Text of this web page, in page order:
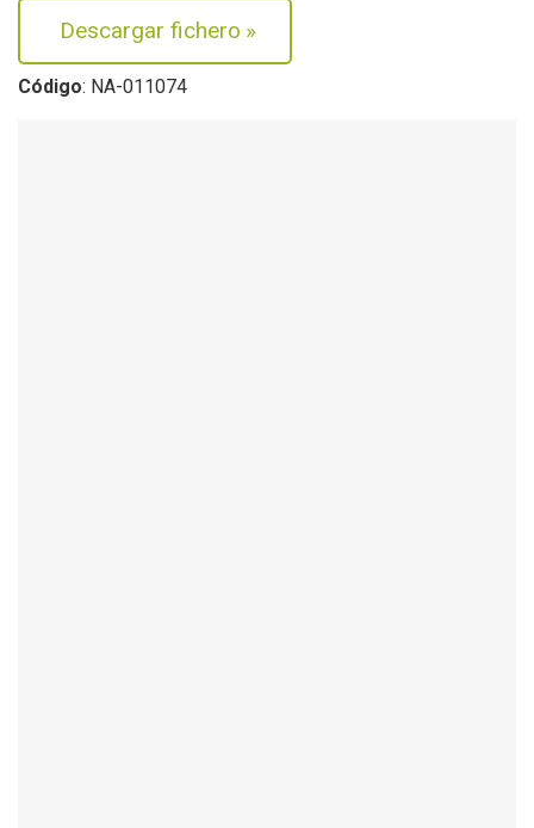
Descargar fichero »
Código: NA-011074